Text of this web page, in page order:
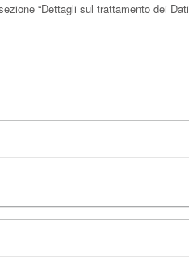
“Dettagli sul trattamento dei Dati